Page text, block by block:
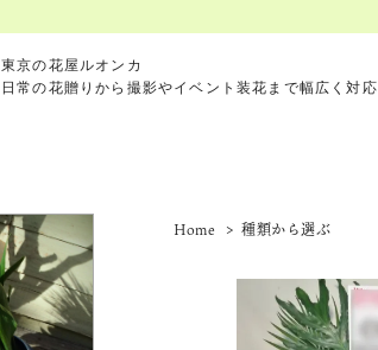
東京の花屋ルオンカ
日常の花贈りから撮影やイベント装花まで幅広く対応
Home > 種類から選ぶ